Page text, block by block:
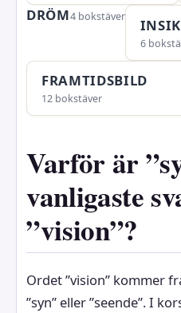
DRÖM4 bokstäver
6
FRAMTIDSBILD
12 bokstäver
Varför är
vanligaste
”vision”?
Ordet ”vision” kommer
”syn” eller ”seende”. I